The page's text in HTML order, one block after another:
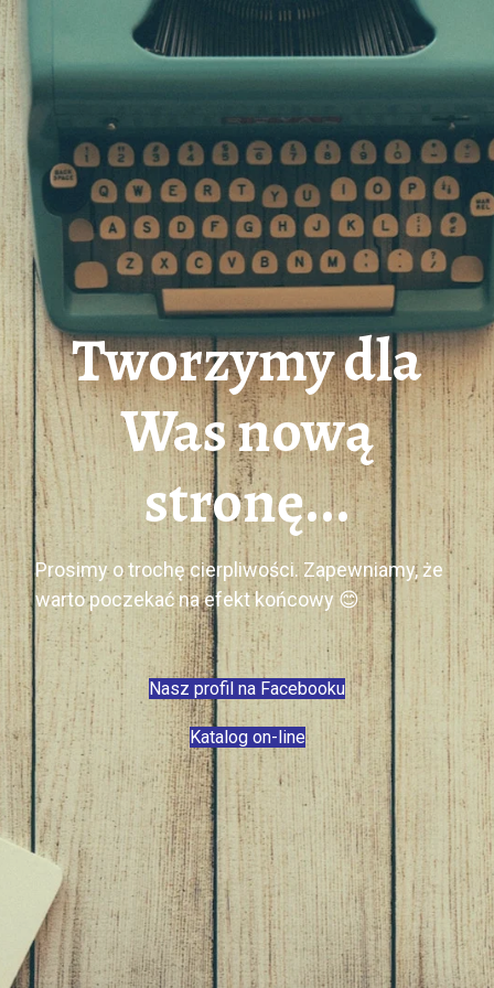
Tworzymy dla
Was nową
stronę...
Prosimy o trochę cierpliwości. Zapewniamy, że
warto poczekać na efekt końcowy 😊
Nasz profil na Facebooku
Katalog on-line